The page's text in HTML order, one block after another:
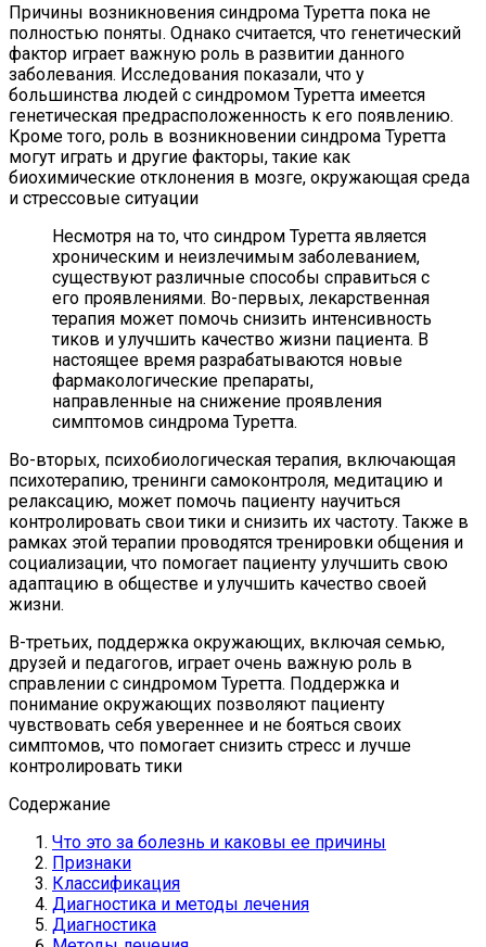
Причины возникновения синдрома Туретта пока не
полностью поняты. Однако считается, что генетический
фактор играет важную роль в развитии данного
заболевания. Исследования показали, что у
большинства людей с синдромом Туретта имеется
генетическая предрасположенность к его появлению.
Кроме того, роль в возникновении синдрома Туретта
могут играть и другие факторы, такие как
биохимические отклонения в мозге, окружающая среда
и стрессовые ситуации
Несмотря на то, что синдром Туретта является
хроническим и неизлечимым заболеванием,
существуют различные способы справиться с
его проявлениями. Во-первых, лекарственная
терапия может помочь снизить интенсивность
тиков и улучшить качество жизни пациента. В
настоящее время разрабатываются новые
фармакологические препараты,
направленные на снижение проявления
симптомов синдрома Туретта.
Во-вторых, психобиологическая терапия, включающая
психотерапию, тренинги самоконтроля, медитацию и
релаксацию, может помочь пациенту научиться
контролировать свои тики и снизить их частоту. Также в
рамках этой терапии проводятся тренировки общения и
социализации, что помогает пациенту улучшить свою
адаптацию в обществе и улучшить качество своей
жизни.
В-третьих, поддержка окружающих, включая семью,
друзей и педагогов, играет очень важную роль в
справлении с синдромом Туретта. Поддержка и
понимание окружающих позволяют пациенту
чувствовать себя увереннее и не бояться своих
симптомов, что помогает снизить стресс и лучше
контролировать тики
Содержание
Что это за болезнь и каковы ее причины
Признаки
Классификация
Диагностика и методы лечения
Диагностика